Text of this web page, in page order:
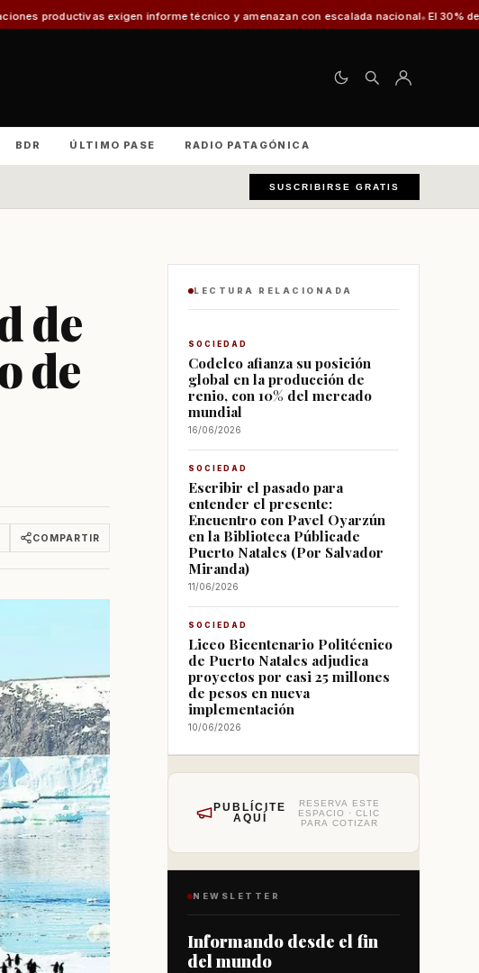
exigen informe técnico y amenazan con escalada nacional El 30% de los vehículos
BDR ÚLTIMO PASE RADIO PATAGÓNICA
SUSCRIBIRSE GRATIS
de
de
COMPARTIR
LECTURA RELACIONADA
SOCIEDAD
Codelco afianza su posición
global en la producción de
renio, con 10% del mercado
mundial
16/06/2026
SOCIEDAD
Escribir el pasado para
entender el presente:
Encuentro con Pavel Oyarzún
en la Biblioteca Públicade
Puerto Natales (Por Salvador
Miranda)
11/06/2026
SOCIEDAD
Liceo Bicentenario Politécnico
de Puerto Natales adjudica
proyectos por casi 25 millones
de pesos en nueva
implementación
10/06/2026
PUBLÍCITE
AQUÍ
RESERVA ESTE
ESPACIO · CLIC
PARA COTIZAR
NEWSLETTER
Informando desde el fin
del mundo